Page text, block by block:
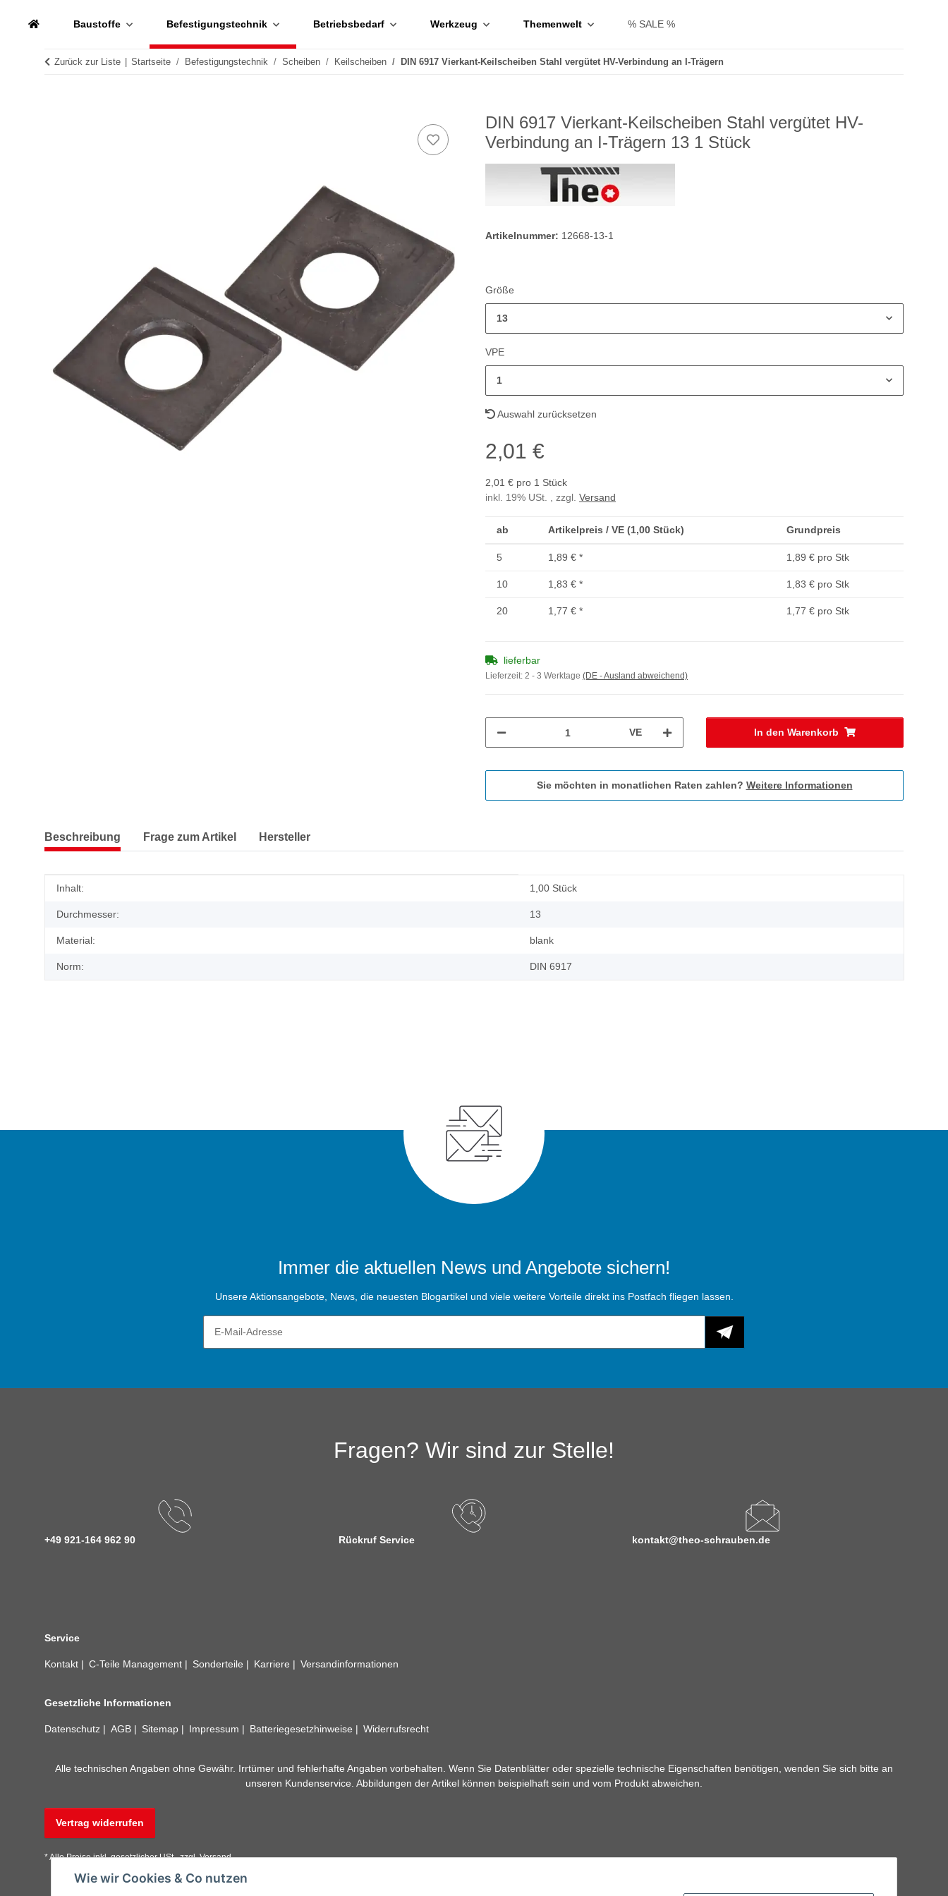
Wie wir Cookies & Co nutzen
Baustoffe Befestigungstechnik Betriebsbedarf Werkzeug Themenwelt % SALE %
Zurück zur Liste Startseite Befestigungstechnik Scheiben Keilscheiben DIN 6917 Vierkant-Keilscheiben Stahl vergütet HV-Verbindung an I-Trägern
DIN 6917 Vierkant-Keilscheiben Stahl vergütet HV-
Verbindung an I-Trägern 13 1 Stück
Artikelnummer: 12668-13-1
Größe
13
VPE
1
Auswahl zurücksetzen
2,01 €
2,01 € pro 1 Stück
inkl. 19% USt. , zzgl. Versand
ab Artikelpreis / VE (1,00 Stück) Grundpreis
5 1,89 € * 1,89 € pro Stk
10 1,83 € * 1,83 € pro Stk
20 1,77 € * 1,77 € pro Stk
lieferbar
Lieferzeit: 2 - 3 Werktage (DE - Ausland abweichend)
VE In den Warenkorb
Sie möchten in monatlichen Raten zahlen? Weitere Informationen
Beschreibung Frage zum Artikel Hersteller
Produkteigenschaft
Wert
Inhalt: 1,00 Stück
Durchmesser: 13
Material: blank
Norm: DIN 6917
Immer die aktuellen News und Angebote sichern!
Unsere Aktionsangebote, News, die neuesten Blogartikel und viele weitere Vorteile direkt ins Postfach fliegen lassen.
Fragen? Wir sind zur Stelle!
+49 921-164 962 90 Rückruf Service kontakt@theo-schrauben.de
Service
Kontakt C-Teile Management Sonderteile Karriere Versandinformationen
Gesetzliche Informationen
Datenschutz AGB Sitemap Impressum Batteriegesetzhinweise Widerrufsrecht
Alle technischen Angaben ohne Gewähr. Irrtümer und fehlerhafte Angaben vorbehalten. Wenn Sie Datenblätter oder spezielle technische Eigenschaften benötigen, wenden Sie sich bitte an
unseren Kundenservice. Abbildungen der Artikel können beispielhaft sein und vom Produkt abweichen.
Vertrag widerrufen
* Alle Preise inkl. gesetzlicher USt., zzgl.Versand